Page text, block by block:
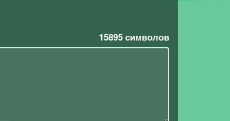
15895символов